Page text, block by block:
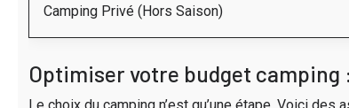
Camping Privé (Hors Saison)
Optimiser votre budget